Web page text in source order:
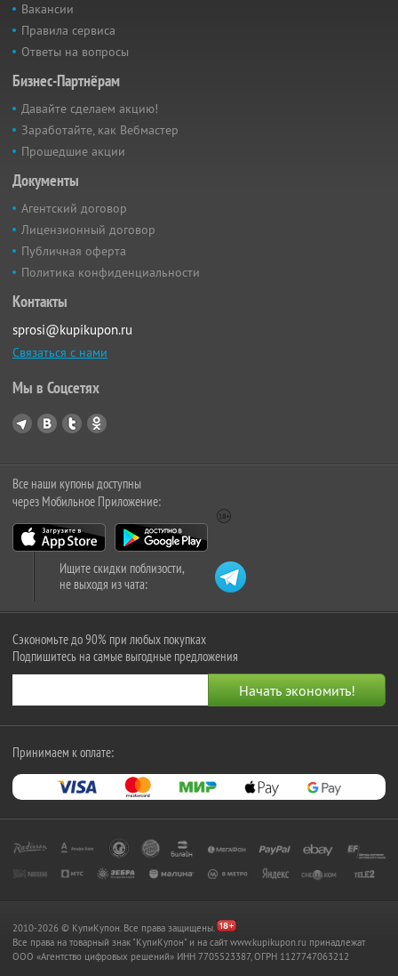
Вакансии
Правила сервиса
Ответы на вопросы
Бизнес-Партнёрам
Давайте сделаем акцию!
Заработайте, как Вебмастер
Прошедшие акции
Документы
Агентский договор
Лицензионный договор
Публичная оферта
Политика конфиденциальности
Контакты
sprosi@kupikupon.ru
Связаться с нами
Мы в Соцсетях
Все наши купоны доступны
через Мобильное Приложение:
Ищите скидки поблизости,
не выходя из чата:
Сэкономьте до 90% при любых покупках
Подпишитесь на самые выгодные предложения
Принимаем к оплате:
2010-2026 © КупиКупон. Все права защищены.
Все права на товарный знак "КупиКупон" и на сайт www.kupikupon.ru принадлежат
OOO «Агентство цифровых решений» ИНН 7705523387, ОГРН 1127747063212